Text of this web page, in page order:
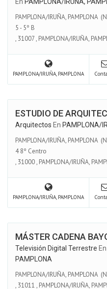
PAMPLONA/IRUÑA, PAMPLONA
5 - 5º B
, 31007, PAMPLONA/IRUÑA,
PAMPLONA/IRUÑA, PAMPLONA
ESTUDIO DE
Arquitectos En PAMPLONA/
PAMPLONA/IRUÑA, PAMPLONA
4 8º Centro
, 31000, PAMPLONA/IRUÑA,
PAMPLONA/IRUÑA, PAMPLONA
MÁSTER CADENA
Televisión Digital Terrestre En
PAMPLONA
PAMPLONA/IRUÑA, PAMPLONA
, 31011 , PAMPLONA/IRUÑA,